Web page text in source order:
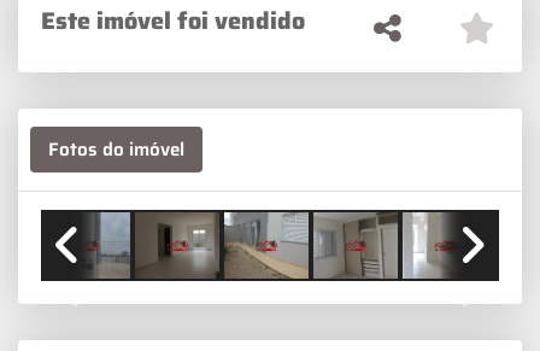
Este imóvel foi vendido
Fotos do imóvel
Previous Next